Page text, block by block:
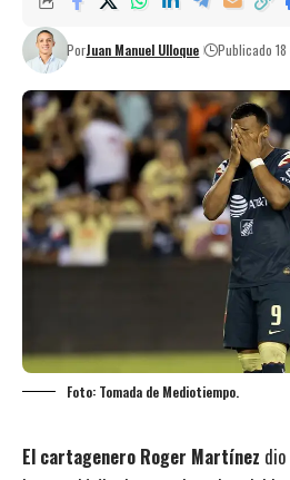
PorJuan Manuel Ulloque Publicado
Foto: Tomada de Mediotiempo.
El cartagenero Roger Martínez